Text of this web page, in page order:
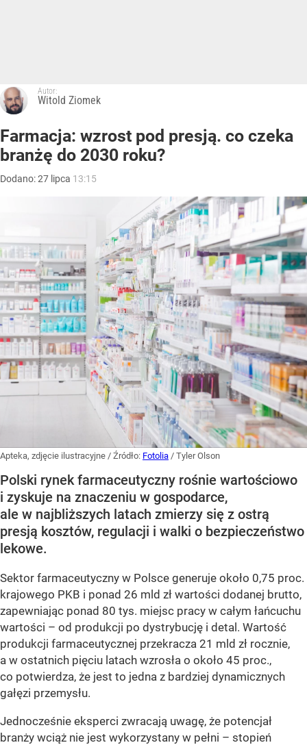
Autor:
Witold Ziomek
Farmacja: wzrost pod presją. co czeka
branżę do 2030 roku?
Dodano:27 lipca 13:15
Apteka, zdjęcie ilustracyjne / Źródło: Fotolia / Tyler Olson
Polski rynek farmaceutyczny rośnie wartościowo
i zyskuje na znaczeniu w gospodarce,
ale w najbliższych latach zmierzy się z ostrą
presją kosztów, regulacji i walki o bezpieczeństwo
lekowe.
Sektor farmaceutyczny w Polsce generuje około 0,75 proc.
krajowego PKB i ponad 26 mld zł wartości dodanej brutto,
zapewniając ponad 80 tys. miejsc pracy w całym łańcuchu
wartości – od produkcji po dystrybucję i detal. Wartość
produkcji farmaceutycznej przekracza 21 mld zł rocznie,
a w ostatnich pięciu latach wzrosła o około 45 proc.,
co potwierdza, że jest to jedna z bardziej dynamicznych
gałęzi przemysłu.
Jednocześnie eksperci zwracają uwagę, że potencjał
branży wciąż nie jest wykorzystany w pełni – stopień